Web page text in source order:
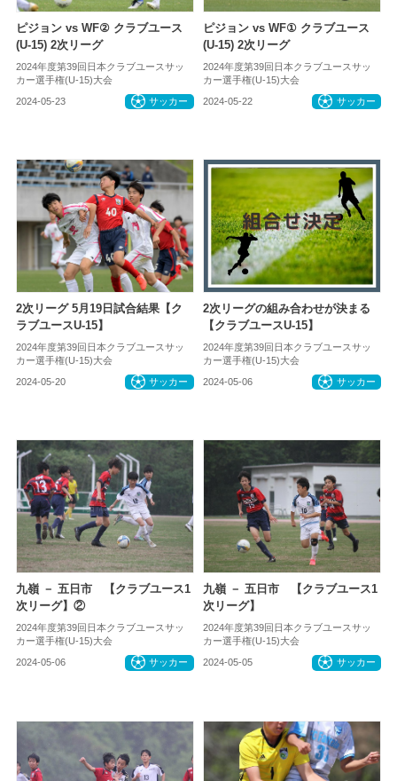
ピジョン vs WF② クラブユース
(U-15) 2次リーグ
2024年度第39回日本クラブユースサッ
カー選手権(U-15)大会
2024-05-23 サッカー
ピジョン vs WF① クラブユース
(U-15) 2次リーグ
2024年度第39回日本クラブユースサッ
カー選手権(U-15)大会
2024-05-22 サッカー
2次リーグ 5月19日試合結果【ク
ラブユースU-15】
2024年度第39回日本クラブユースサッ
カー選手権(U-15)大会
2024-05-20 サッカー
2次リーグの組み合わせが決まる
【クラブユースU-15】
2024年度第39回日本クラブユースサッ
カー選手権(U-15)大会
2024-05-06 サッカー
九嶺 － 五日市 【クラブユース1
次リーグ】②
2024年度第39回日本クラブユースサッ
カー選手権(U-15)大会
2024-05-06 サッカー
九嶺 － 五日市 【クラブユース1
次リーグ】
2024年度第39回日本クラブユースサッ
カー選手権(U-15)大会
2024-05-05 サッカー